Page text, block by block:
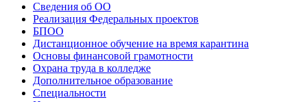
Сведения об ОО
Реализация Федеральных проектов
БПОО
Дистанционное обучение на время карантина
Основы финансовой грамотности
Охрана труда в колледже
Дополнительное образование
Специальности